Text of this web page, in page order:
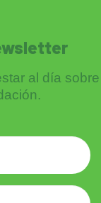
al día sobre